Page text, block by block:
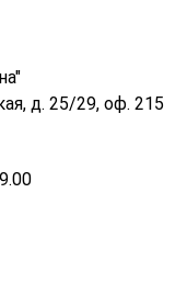
д. 25/29, оф. 215